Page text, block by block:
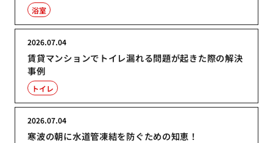
浴室
賃貸マンションでトイレ漏れる問題が起きた際の解決
事例
2026.07.04
トイレ
寒波の朝に水道管凍結を防ぐための知恵！
2026.07.04